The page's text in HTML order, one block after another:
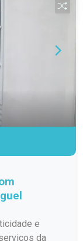
ventilação
o
acesso
está
e
o dia a
contato
o que
e
da